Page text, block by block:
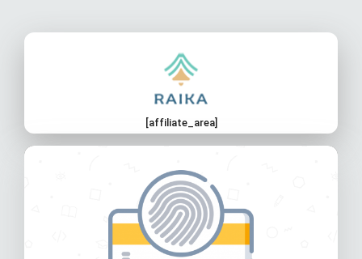
[affiliate_area]